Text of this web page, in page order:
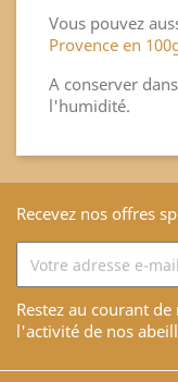
Vous pouvez
Provence en
A conserver
l'humidité.
Recevez nos offres
Restez au courant
l'activité de nos